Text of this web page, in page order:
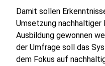
Damit sollen
Umsetzung nachhaltiger
Ausbildung gewonnen
der Umfrage soll das
dem Fokus auf